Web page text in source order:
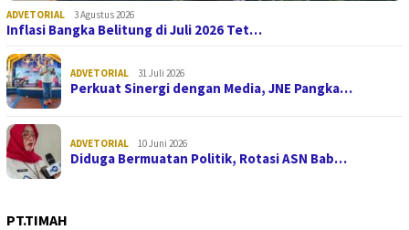
ADVETORIAL 3 Agustus 2026
Inflasi Bangka Belitung di Juli 2026 Tet…
ADVETORIAL 31 Juli 2026
Perkuat Sinergi dengan Media, JNE Pangka…
ADVETORIAL 10 Juni 2026
Diduga Bermuatan Politik, Rotasi ASN Bab…
PT.TIMAH